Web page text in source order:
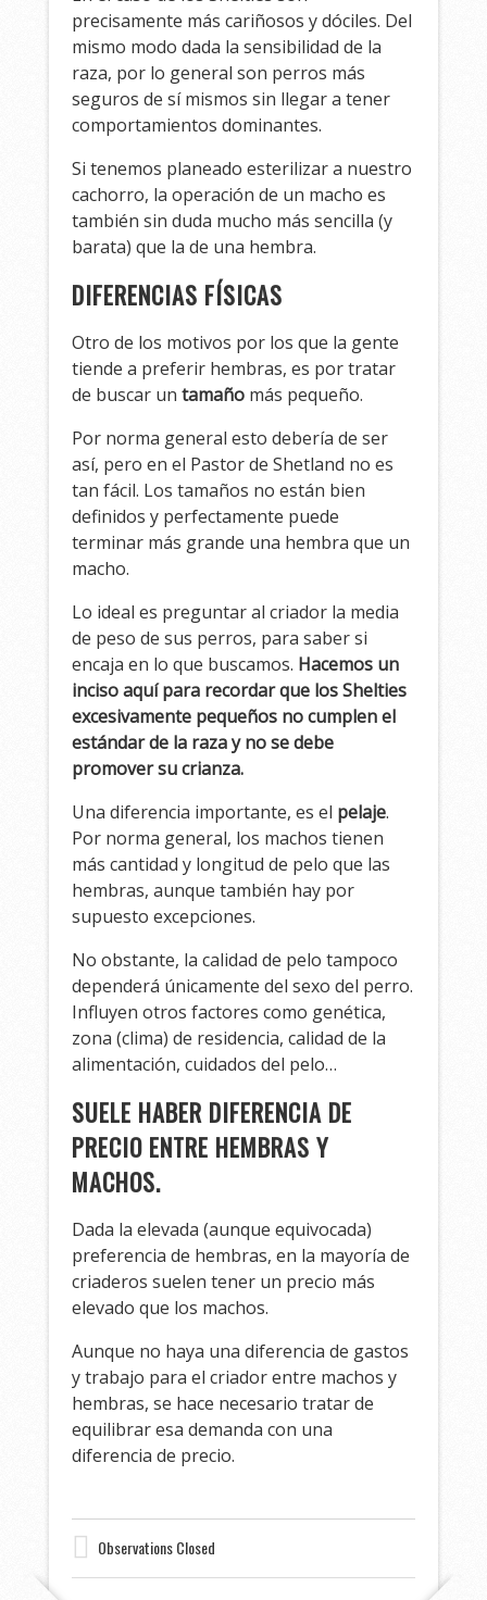
precisamente más cariñosos y dóciles. Del
mismo modo dada la sensibilidad de la
raza, por lo general son perros más
seguros de sí mismos sin llegar a tener
comportamientos dominantes.
Si tenemos planeado esterilizar a nuestro
cachorro, la operación de un macho es
también sin duda mucho más sencilla (y
barata) que la de una hembra.
DIFERENCIAS FÍSICAS
Otro de los motivos por los que la gente
tiende a preferir hembras, es por tratar
de buscar untamaño más pequeño.
Por norma general esto debería de ser
así, pero en el Pastor de Shetland no es
tan fácil. Los tamaños no están bien
definidos y perfectamente puede
terminar más grande una hembra que un
macho.
Lo ideal es preguntar al criador la media
de peso de sus perros, para saber si
encaja en lo que buscamos. Hacemos un
inciso aquí para recordar que los Shelties
excesivamente pequeños no cumplen el
estándar de la raza y no se debe
promover su crianza.
Una diferencia importante, es el pelaje.
Por norma general, los machos tienen
más cantidad y longitud de pelo que las
hembras, aunque también hay por
supuesto excepciones.
No obstante, la calidad de pelo tampoco
dependerá únicamente del sexo del perro.
Influyen otros factores como genética,
zona (clima) de residencia, calidad de la
alimentación, cuidados del pelo…
SUELE HABER DIFERENCIA DE
PRECIO ENTRE HEMBRAS Y
MACHOS.
Dada la elevada (aunque equivocada)
preferencia de hembras, en la mayoría de
criaderos suelen tener un precio más
elevado que los machos.
Aunque no haya una diferencia de gastos
y trabajo para el criador entre machos y
hembras, se hace necesario tratar de
equilibrar esa demanda con una
diferencia de precio.
Observations Closed